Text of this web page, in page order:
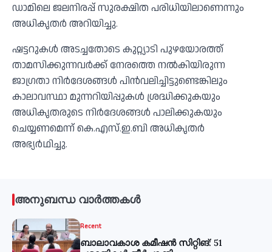
ഡാമിലെ ജലനിരപ്പ് സുരക്ഷിത പരിധിയിലാണെന്നും
അധികൃതര്‍ അറിയിച്ചു.
ഷട്ടറുകള്‍ അടച്ചതോടെ കുറ്റ്യാടി പുഴയോരത്ത്
താമസിക്കുന്നവര്‍ക്ക് നേരത്തെ നല്‍കിയിരുന്ന
ജാഗ്രതാ നിര്‍ദേശങ്ങള്‍ പിന്‍വലിച്ചിട്ടുണ്ടെങ്കിലും
കാലാവസ്ഥാ മുന്നറിയിപ്പുകള്‍ ശ്രദ്ധിക്കുകയും
അധികൃതരുടെ നിര്‍ദേശങ്ങള്‍ പാലിക്കുകയും
ചെയ്യണമെന്ന് കെ.എസ്.ഇ.ബി അധികൃതര്‍
അഭ്യര്‍ഥിച്ചു.
അനുബന്ധ വാർത്തകൾ
Recent
ബാലാവകാശ കമീഷന്‍ സിറ്റിങ്: 51